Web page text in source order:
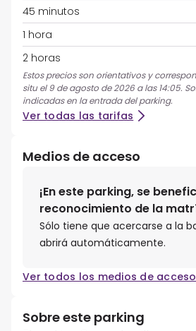
45 minutos
1 hora
2 horas
Estos precios son orientativos y
situ el 9 de agosto de 2026 a las 14:05.
indicadas en la entrada del parking.
Ver todas las tarifas
Medios de acceso
¡En este parking, se
reconocimiento de la
Sólo tiene que acercarse a la
abrirá automáticamente.
Ver todos los medios de acceso
Sobre este parking